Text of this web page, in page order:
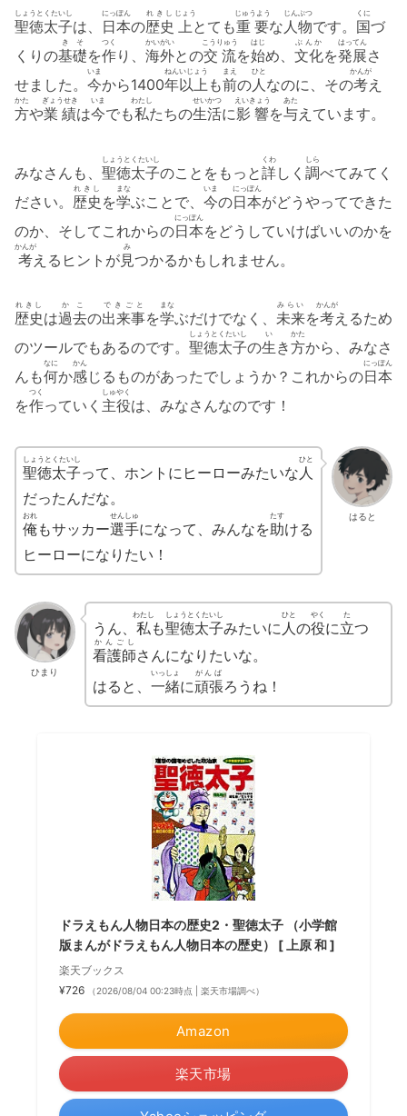
聖徳太子
しょうとくたいし
は、 日本
にっぽん
の歴史
れきし
上
じょう
とても重要
じゅうよう
な 人物
じんぶつ
です。 国
くに
づ
くりの基礎
きそ
を作
つく
り、 海外
かいがい
との交流
こうりゅう
を始
はじ
め、 文化
ぶんか
を発展
はってん
さ
せました。 今
いま
から1400年
ねん
以上
いじょう
も前
まえ
の 人
ひと
なのに、その考
かんが
え
方
かた
や業績
ぎょうせき
は今
いま
でも私
わたし
たちの生活
せいかつ
に影響
えいきょう
を与
あた
えています。
みなさんも、 聖徳太子
しょうとくたいし
のことをもっと詳
くわ
しく 調
しら
べてみてく
ださい。 歴史
れきし
を学
まな
ぶことで、 今
いま
の日本
にっぽん
がどうやってできた
のか、そしてこれからの日本
にっぽん
をどうしていけばいいのかを
考
かんが
えるヒントが見
み
つかるかもしれません。
歴史
れきし
は過去
かこ
の出来事
できごと
を学
まな
ぶだけでなく、 未来
みらい
を考
かんが
えるため
のツールでもあるのです。 聖徳太子
しょうとくたいし
の生
い
き方
かた
から、みなさ
んも何
なに
か感
かん
じるものがあったでしょうか？これからの日本
にっぽん
を作
つく
っていく 主役
しゅやく
は、みなさんなのです！
はると
聖徳太子
しょうとくたいし
って、ホントにヒーローみたいな人
ひと
だったんだな。
俺
おれ
もサッカー選手
せんしゅ
になって、みんなを助
たす
ける
ヒーローになりたい！
ひまり
うん、 私
わたし
も聖徳太子
しょうとくたいし
みたいに人
ひと
の役
やく
に立
た
つ
看護師
かんごし
さんになりたいな。
はると、 一緒
いっしょ
に頑張
がんば
ろうね！
ドラえもん人物日本の歴史2・聖徳太子 （小学館
版まんがドラえもん人物日本の歴史） [ 上原 和 ]
楽天ブックス
¥726
（2026/08/04 00:23時点 | 楽天市場調べ）
Amazon
楽天市場